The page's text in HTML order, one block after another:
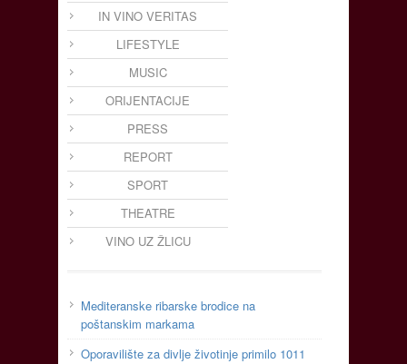
IN VINO VERITAS
LIFESTYLE
MUSIC
ORIJENTACIJE
PRESS
REPORT
SPORT
THEATRE
VINO UZ ŽLICU
Mediteranske ribarske brodice na
poštanskim markama
Oporavilište za divlje životinje primilo 1011